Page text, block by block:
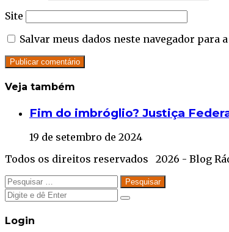
Site
Salvar meus dados neste navegador para
Veja também
CloseFim do imbróglio? Justiça
19 de setembro de 2024
Todos os direitos reservados 2026 - Blog
Close
Pesquisar
por:
Close
Close
Login